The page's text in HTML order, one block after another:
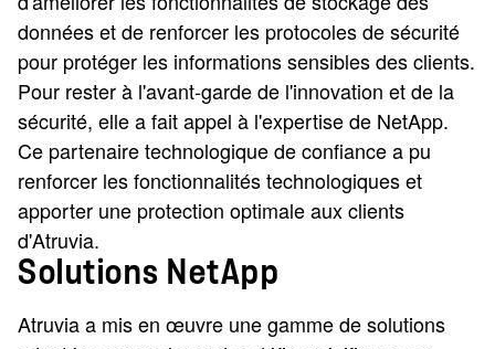
données et de renforcer les protocoles de sécurité
pour protéger les informations sensibles des clients.
Pour rester à l'avant-garde de l'innovation et de la
sécurité, elle a fait appel à l'expertise de NetApp.
Ce partenaire technologique de confiance a pu
renforcer les fonctionnalités technologiques et
apporter une protection optimale aux clients
d'Atruvia.
Solutions NetApp
Atruvia a mis en œuvre une gamme de solutions